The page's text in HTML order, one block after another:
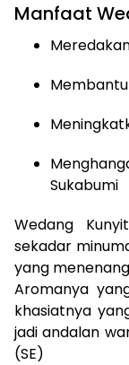
Manfaat
Sukabumi
Wedang
sekadar
yang
Aromanya
khasiatnya
jadi andalan
(SE)